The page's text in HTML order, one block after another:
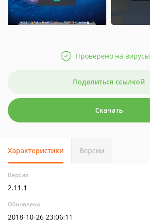
Проверено на вирусы
Поделиться ссылкой
Скачать
Характеристики Версии
Версия
2.11.1
Обновлено
2018-10-26 23:06:11